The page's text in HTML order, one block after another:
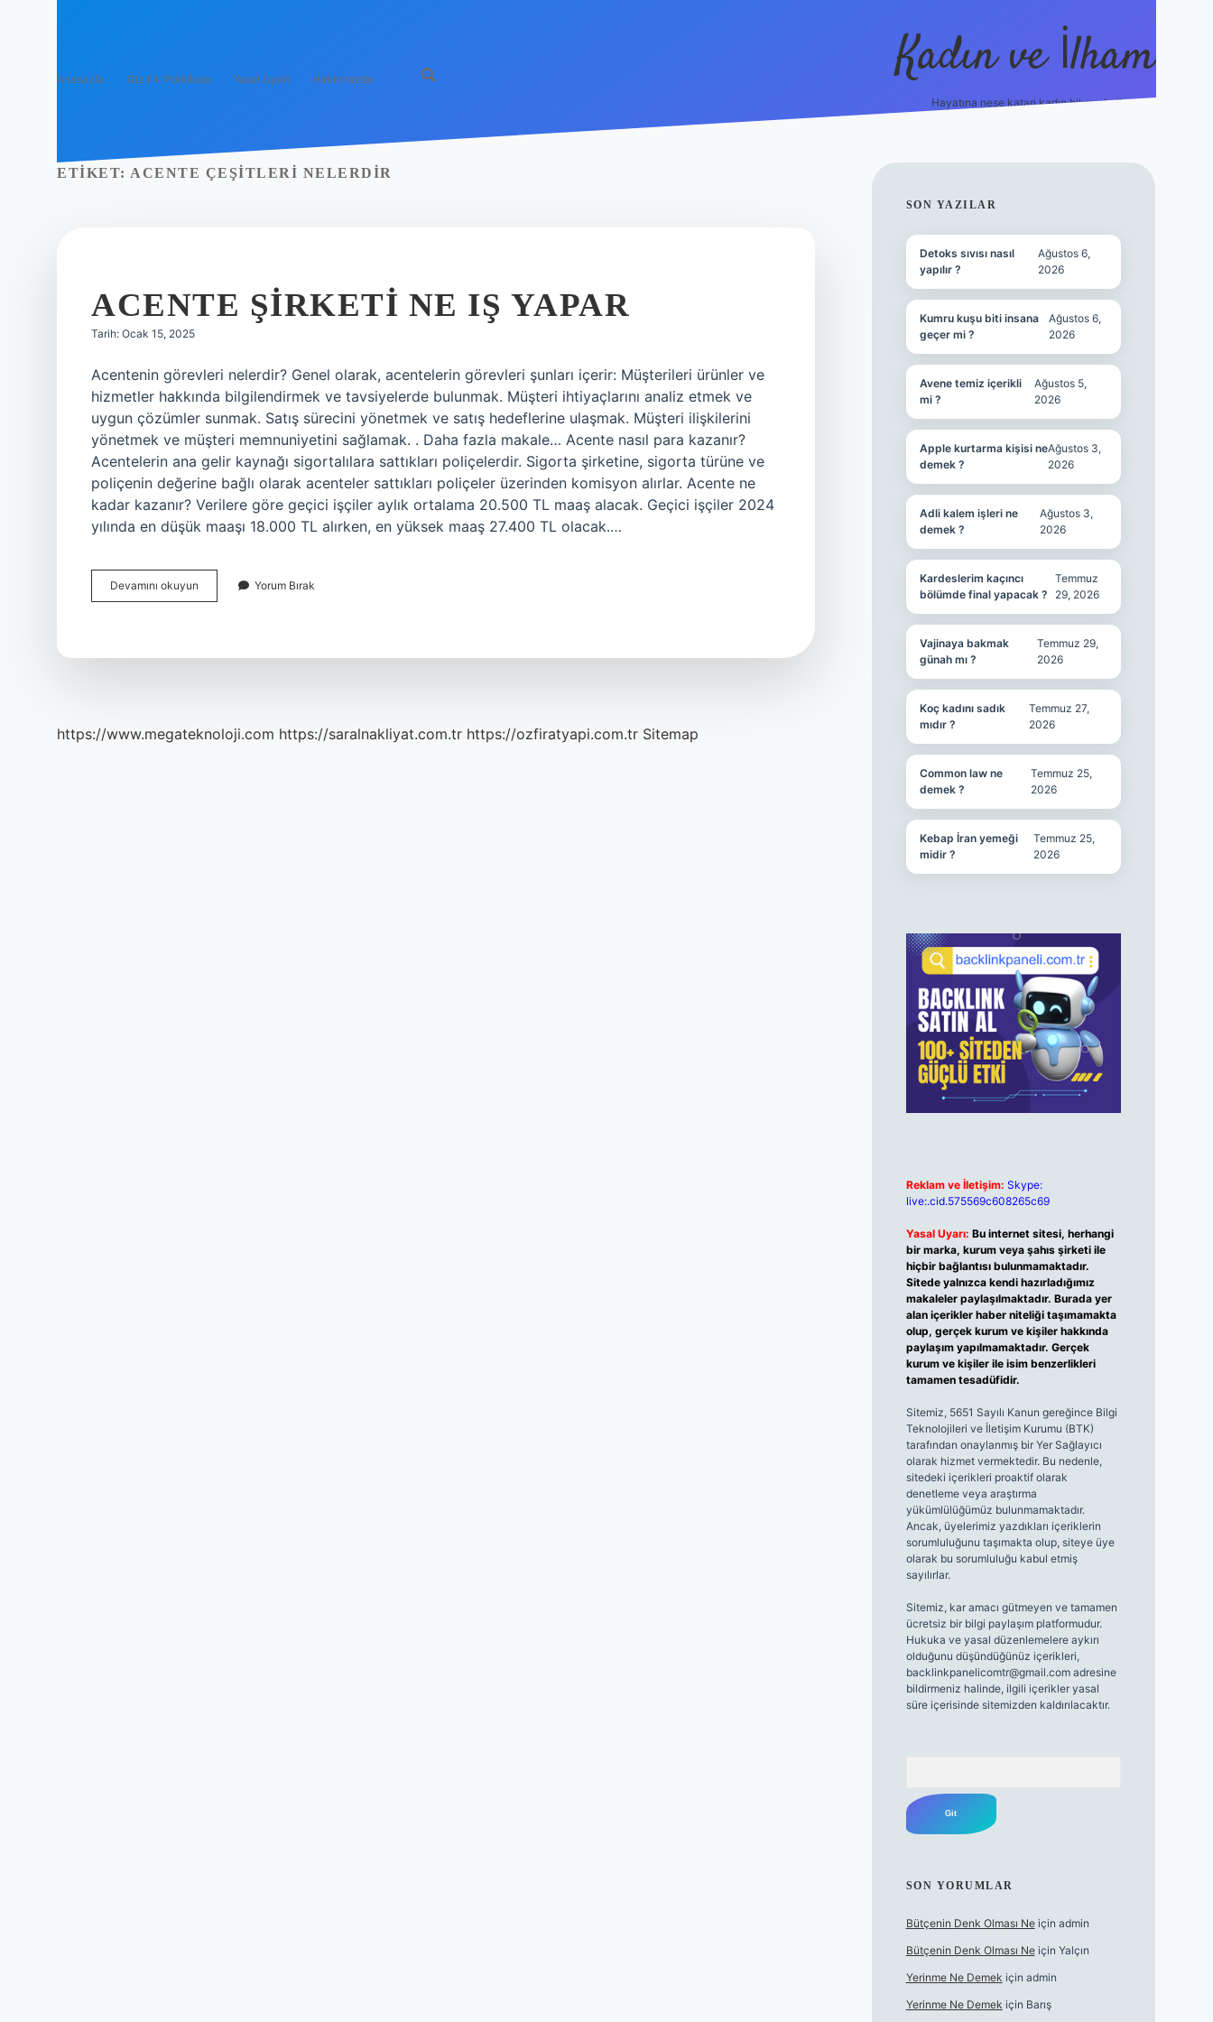
Anasayfa Gizlilik Politikası Yasal Uyarı Hakkımızda Kadın ve İlham
Hayatına neşe katan kadın hikayeleri!
ETIKET: ACENTE ÇEŞITLERI NELERDIR
ACENTE ŞIRKETI NE IŞ YAPAR
Tarih: Ocak 15, 2025
Acentenin görevleri nelerdir? Genel olarak, acentelerin görevleri şunları içerir: Müşterileri ürünler ve
hizmetler hakkında bilgilendirmek ve tavsiyelerde bulunmak. Müşteri ihtiyaçlarını analiz etmek ve
uygun çözümler sunmak. Satış sürecini yönetmek ve satış hedeflerine ulaşmak. Müşteri ilişkilerini
yönetmek ve müşteri memnuniyetini sağlamak. . Daha fazla makale… Acente nasıl para kazanır?
Acentelerin ana gelir kaynağı sigortalılara sattıkları poliçelerdir. Sigorta şirketine, sigorta türüne ve
poliçenin değerine bağlı olarak acenteler sattıkları poliçeler üzerinden komisyon alırlar. Acente ne
kadar kazanır? Verilere göre geçici işçiler aylık ortalama 20.500 TL maaş alacak. Geçici işçiler 2024
yılında en düşük maaşı 18.000 TL alırken, en yüksek maaş 27.400 TL olacak.…
Devamını okuyun
Şirketi
Yorum Bırak
https://www.megateknoloji.com https://saralnakliyat.com.tr https://ozfiratyapi.com.tr Sitemap
SIDEBAR
SON YAZILAR
Detoks sıvısı nasıl
yapılır ?
Ağustos 6,
2026
Kumru kuşu biti insana
geçer mi ?
Ağustos 6,
2026
Avene temiz içerikli
mi ?
Ağustos 5,
2026
Apple kurtarma kişisi ne
demek ?
Ağustos 3,
2026
Adli kalem işleri ne
demek ?
Ağustos 3,
2026
Kardeslerim kaçıncı
bölümde final yapacak ?
Temmuz
29, 2026
Vajinaya bakmak
günah mı ?
Temmuz 29,
2026
Koç kadını sadık
mıdır ?
Temmuz 27,
2026
Common law ne
demek ?
Temmuz 25,
2026
Kebap İran yemeği
midir ?
Temmuz 25,
2026
Reklam ve İletişim: Skype:
live:.cid.575569c608265c69
Yasal Uyarı: Bu internet sitesi, herhangi
bir marka, kurum veya şahıs şirketi ile
hiçbir bağlantısı bulunmamaktadır.
Sitede yalnızca kendi hazırladığımız
makaleler paylaşılmaktadır. Burada yer
alan içerikler haber niteliği taşımamakta
olup, gerçek kurum ve kişiler hakkında
paylaşım yapılmamaktadır. Gerçek
kurum ve kişiler ile isim benzerlikleri
tamamen tesadüfidir.
Sitemiz, 5651 Sayılı Kanun gereğince Bilgi
Teknolojileri ve İletişim Kurumu (BTK)
tarafından onaylanmış bir Yer Sağlayıcı
olarak hizmet vermektedir. Bu nedenle,
sitedeki içerikleri proaktif olarak
denetleme veya araştırma
yükümlülüğümüz bulunmamaktadır.
Ancak, üyelerimiz yazdıkları içeriklerin
sorumluluğunu taşımakta olup, siteye üye
olarak bu sorumluluğu kabul etmiş
sayılırlar.
Sitemiz, kar amacı gütmeyen ve tamamen
ücretsiz bir bilgi paylaşım platformudur.
Hukuka ve yasal düzenlemelere aykırı
olduğunu düşündüğünüz içerikleri,
backlinkpanelicomtr@gmail.comadresine
bildirmeniz halinde, ilgili içerikler yasal
süre içerisinde sitemizden kaldırılacaktır.
SON YORUMLAR
Bütçenin Denk Olması Neiçin admin
Bütçenin Denk Olması Neiçin Yalçın
Yerinme Ne Demek için admin
Yerinme Ne Demek için Barış
ilbet https://